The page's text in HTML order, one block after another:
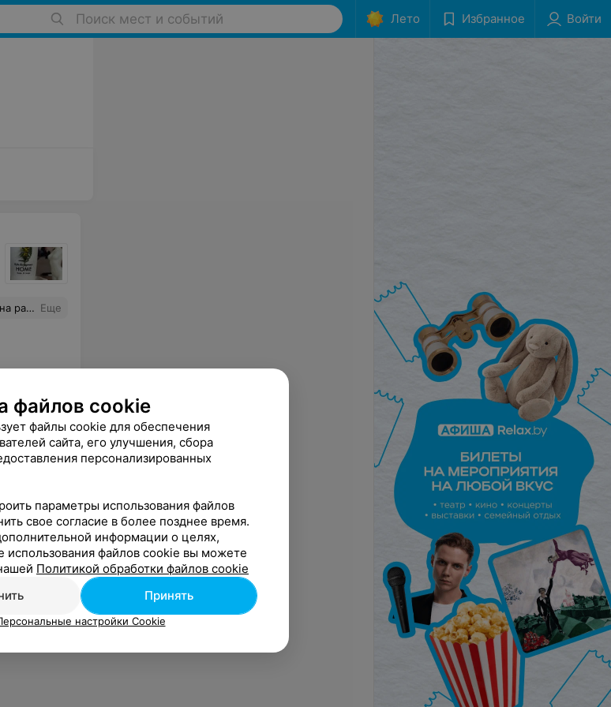
Поиск мест и событий Лето Избранное Войти
еще. Еще
файлов cookie
файлы cookie для обеспечения
сайта, его улучшения, сбора
персонализированных
параметры использования файлов
свое согласие в более позднее время.
информации о целях,
использования файлов cookie вы можете
Политикой обработки файлов cookie
Принять
настройки Cookie